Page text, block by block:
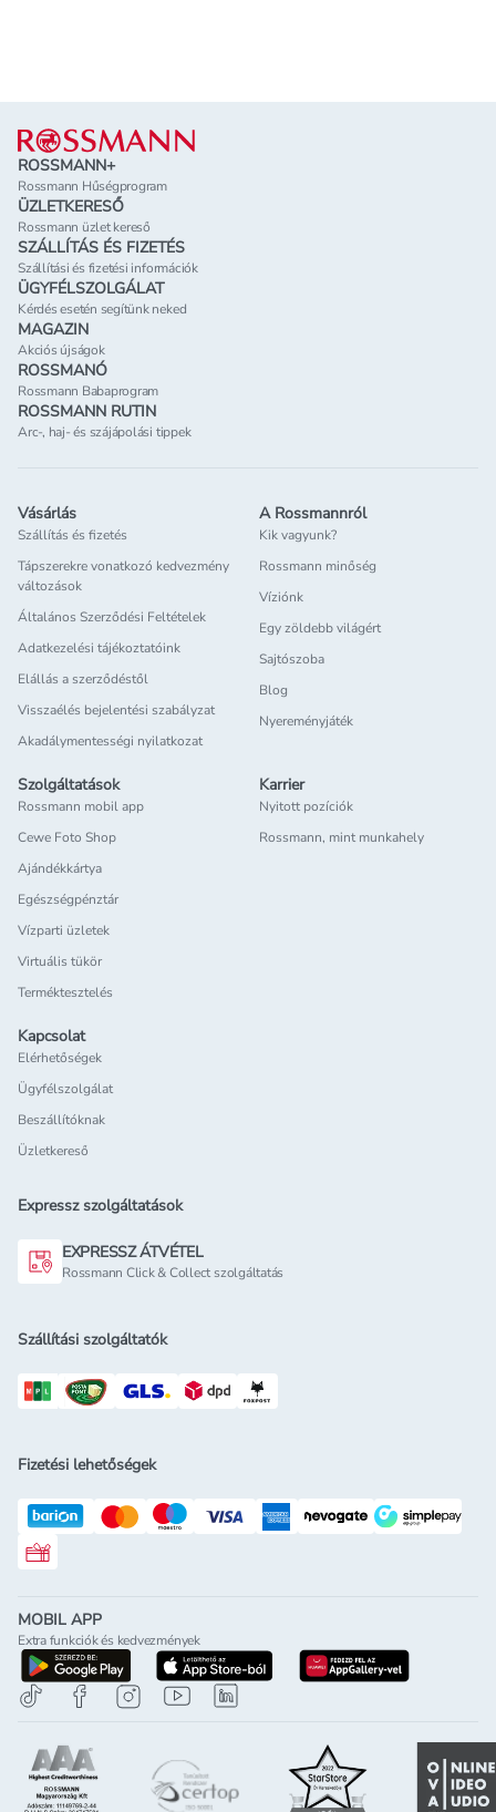
Lábléc
ROSSMANN+
Rossmann Hűségprogram
ÜZLETKERESŐ
Rossmann üzlet kereső
SZÁLLÍTÁS ÉS FIZETÉS
Szállítási és fizetési információk
ÜGYFÉLSZOLGÁLAT
Kérdés esetén segítünk neked
MAGAZIN
Akciós újságok
ROSSMANÓ
Rossmann Babaprogram
ROSSMANN RUTIN
Arc-, haj- és szájápolási tippek
Vásárlás
Szállítás és fizetés
Tápszerekre vonatkozó kedvezmény
változások
Általános Szerződési Feltételek
Adatkezelési tájékoztatóink
Elállás a szerződéstől
Visszaélés bejelentési szabályzat
Akadálymentességi nyilatkozat
A Rossmannról
Kik vagyunk?
Rossmann minőség
Víziónk
Egy zöldebb világért
Sajtószoba
Blog
Nyereményjáték
Szolgáltatások
Rossmann mobil app
Cewe Foto Shop
Ajándékkártya
Egészségpénztár
Vízparti üzletek
Virtuális tükör
Terméktesztelés
Karrier
Nyitott pozíciók
Rossmann, mint munkahely
Kapcsolat
Elérhetőségek
Ügyfélszolgálat
Beszállítóknak
Üzletkereső
Expressz szolgáltatások
EXPRESSZ ÁTVÉTEL
Rossmann Click & Collect szolgáltatás
Szállítási szolgáltatók
Fizetési lehetőségek
Rossmann ajándékkártya
MOBIL APP
Extra funkciók és kedvezmények
letöltés a google-play-rölletöltés az app-store-ból
letöltés